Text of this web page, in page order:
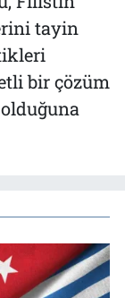
tayin
bir çözüm